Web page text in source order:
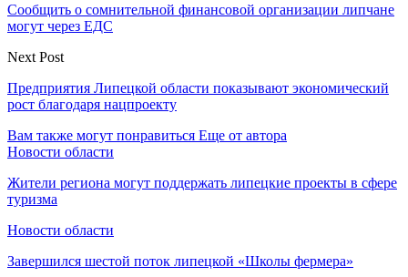
Сообщить о сомнительной финансовой организации липчане
могут через ЕДС
Next Post
Предприятия Липецкой области показывают экономический
рост благодаря нацпроекту
Вам также могут понравиться Еще от автора
Новости области
Жители региона могут поддержать липецкие проекты в сфере
туризма
Новости области
Завершился шестой поток липецкой «Школы фермера»